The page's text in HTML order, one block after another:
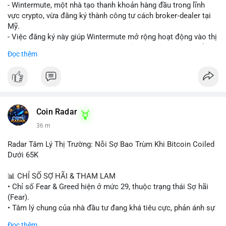
nguồn để xác định rõ ý đồ.
Lời khuyên: Nhà đầu tư nhỏ lẻ nên thận trọng, tránh hành động
theo cảm xúc. Quan sát diễn biến giá trong 24-48 giờ tới. Nếu
giá không phản ứng mạnh, khả năng cao là chuyển ví nội bộ, ít
tác động đến thị trường. Chỉ vào lệnh khi có xác nhận xu
- Wintermute, một nhà tạo thanh khoản hàng đầu trong lĩnh
vực crypto, vừa đăng ký thành công tư cách broker‑dealer tại
Mỹ.
- Việc đăng ký này giúp Wintermute mở rộng hoạt động vào thị
nhanh chóng ở Hoa Kỳ.
giao dịch, sàn giao dịch và thanh toán cho các tài sản
thị trường tokenized và củng cố vị thế của Wintermute trong
ngành tài chính kỹ thuật số.
#binancesquare #cryptonews #wintermute #brokerdealer
#tokenizedsecurities
$btc $eth
#vlikevn
Đọc thêm
Coin Radar
36 m
Radar Tâm Lý Thị Trường: Nỗi Sợ Bao Trùm Khi Bitcoin Coiled
Dưới 65K
📊 CHỈ SỐ SỢ HÃI & THAM LAM
• Chỉ số Fear & Greed hiện ở mức 29, thuộc trạng thái Sợ hãi
(Fear).
• Tâm lý chung của nhà đầu tư đang khá tiêu cực, phản ánh sự